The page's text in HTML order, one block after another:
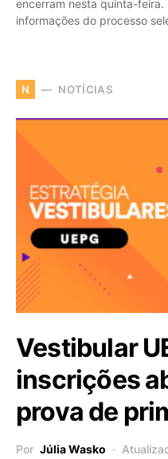
encerram nesta quinta-
informações do processo
N NOTÍCIAS
Vestibular
inscrições
prova de
Por Júlia Wasko